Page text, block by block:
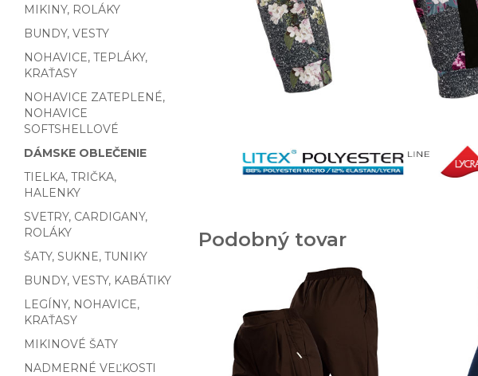
MIKINY, ROLÁKY
BUNDY, VESTY
NOHAVICE, TEPLÁKY,
KRAŤASY
NOHAVICE ZATEPLENÉ,
NOHAVICE
SOFTSHELLOVÉ
DÁMSKE OBLEČENIE
TIELKA, TRIČKA,
HALENKY
SVETRY, CARDIGANY,
ROLÁKY
ŠATY, SUKNE, TUNIKY
BUNDY, VESTY, KABÁTIKY
LEGÍNY, NOHAVICE,
KRAŤASY
MIKINOVÉ ŠATY
NADMERNÉ VEĽKOSTI
Podobný tovar